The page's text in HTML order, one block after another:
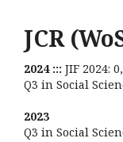
JCR
2024 ::: JIF 2024:
Q3 in Social
2023
Q3 in Social